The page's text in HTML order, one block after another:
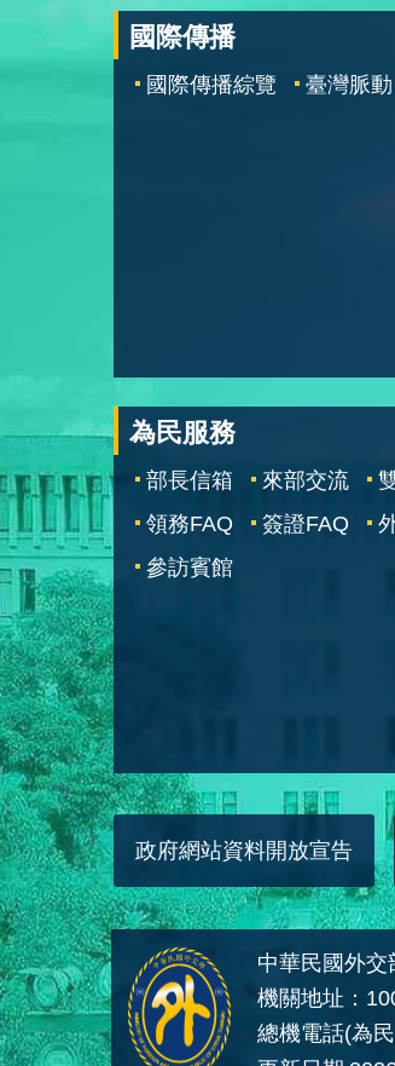
國際傳播
國際傳播綜覽 臺灣脈動
為民服務
部長信箱 來部交流
領務FAQ
簽證FAQ
參訪賓館
政府網站資料開放宣告
中華民國外
機關地址：
總機電話(為